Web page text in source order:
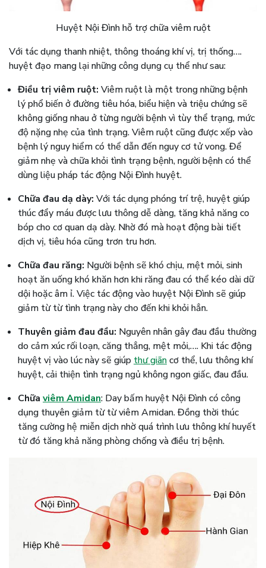
Huyệt Nội Đình hỗ trợ chữa viêm ruột
Với tác dụng thanh nhiệt, thông thoáng khí vị, trị thống….
huyệt đạo mang lại những công dụng cụ thể như sau:
Điều trị viêm ruột: Viêm ruột là một trong những bệnh
lý phổ biến ở đường tiêu hóa, biểu hiện và triệu chứng sẽ
không giống nhau ở từng người bệnh vì tùy thể trạng, mức
độ nặng nhẹ của tình trạng. Viêm ruột cũng được xếp vào
bệnh lý nguy hiểm có thể dẫn đến nguy cơ tử vong. Để
giảm nhẹ và chữa khỏi tình trạng bệnh, người bệnh có thể
dùng liệu pháp tác động Nội Đình huyệt.
Chữa đau dạ dày: Với tác dụng phóng trí trệ, huyệt giúp
thúc đẩy máu được lưu thông dễ dàng, tăng khả năng co
bóp cho cơ quan dạ dày. Nhờ đó mà hoạt động bài tiết
dịch vị, tiêu hóa cũng trơn tru hơn.
Chữa đau răng: Người bệnh sẽ khó chịu, mệt mỏi, sinh
hoạt ăn uống khó khăn hơn khi răng đau có thể kéo dài dữ
dội hoặc âm ỉ. Việc tác động vào huyệt Nội Đình sẽ giúp
giảm từ từ tình trạng này cho đến khi khỏi hẳn.
Thuyên giảm đau đầu: Nguyên nhân gây đau đầu thường
do cảm xúc rối loạn, căng thẳng, mệt mỏi,…. Khi tác động
huyệt vị vào lúc này sẽ giúp thư giãncơ thể, lưu thông khí
huyệt, cải thiện tình trạng ngủ không ngon giấc, đau đầu.
Chữa viêm Amidan: Day bấm huyệt Nội Đình có công
dụng thuyên giảm từ từ viêm Amidan. Đồng thời thúc
tăng cường hệ miễn dịch nhờ quá trình lưu thông khí huyết
từ đó tăng khả năng phòng chống và điều trị bệnh.